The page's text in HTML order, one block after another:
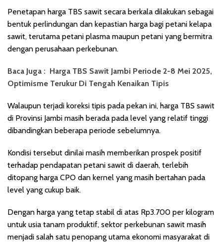
Penetapan harga TBS sawit secara berkala dilakukan sebagai
bentuk perlindungan dan kepastian harga bagi petani kelapa
sawit, terutama petani plasma maupun petani yang bermitra
dengan perusahaan perkebunan.
Baca Juga : Harga TBS Sawit Jambi Periode 2-8 Mei 2025,
Optimisme Terukur Di Tengah Kenaikan Tipis
Walaupun terjadi koreksi tipis pada pekan ini, harga TBS sawit
di Provinsi Jambi masih berada pada level yang relatif tinggi
dibandingkan beberapa periode sebelumnya.
Kondisi tersebut dinilai masih memberikan prospek positif
terhadap pendapatan petani sawit di daerah, terlebih
ditopang harga CPO dan kernel yang masih bertahan pada
level yang cukup baik.
Dengan harga yang tetap stabil di atas Rp3.700 per kilogram
untuk usia tanam produktif, sektor perkebunan sawit masih
menjadi salah satu penopang utama ekonomi masyarakat di